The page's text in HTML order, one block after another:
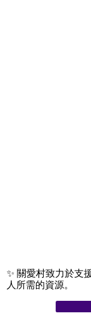
✨ 關愛村致力於支
人所需的資源。